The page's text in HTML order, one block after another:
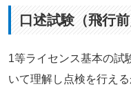
口述試験（飛行前
1等ライセンス基本の試
いて理解し点検を行える